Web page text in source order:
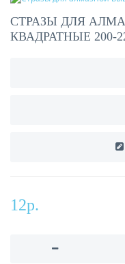
СТРАЗЫ ДЛЯ
КВАДРАТНЫЕ 200-
12р.